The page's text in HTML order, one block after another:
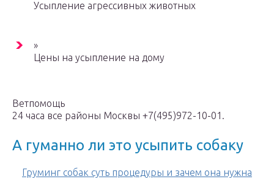
Усыпление агрессивных животных
»
Цены на усыпление на дому
Ветпомощь
24 часа все районы Москвы +7(495)972-10-01.
А гуманно ли это усыпить собаку
Груминг собак суть процедуры и зачем она нужна